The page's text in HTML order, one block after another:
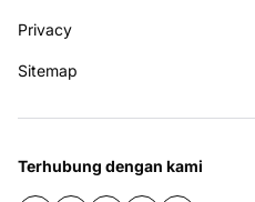
Privacy
Sitemap
Terhubung dengan kami